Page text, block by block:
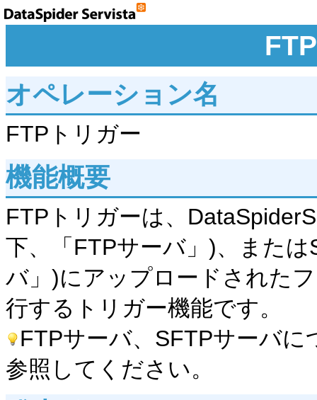
オペレーション名
FTPトリガー
機能概要
FTPトリガーは、
下、「FTPサーバ」)、また
バ」)にアップロードされた
行するトリガー機能です。
FTPサーバ、SFTPサーバに
参照してください。